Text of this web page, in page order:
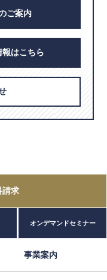
ご案内
はこちら
請求
オンデマンドセミナー
事業案内